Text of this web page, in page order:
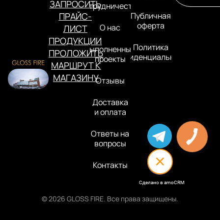
ЗАПРОСИТЬ
ПРАЙС-
ЛИСТ
ПРОДУКЦИИ
ПРОЛОЖИТЬ
МАРШРУТ К
МАГАЗИНУ
Сотрудничество
О нас
Выполненные
проекты
Отзывы
Доставка
и оплата
Ответы на
вопросы
Контакты
Публичная
оферта
Политика
конфиденциальности
© 2026 GLOSS FIRE. Все права защищены.
Сделано в amoCRM